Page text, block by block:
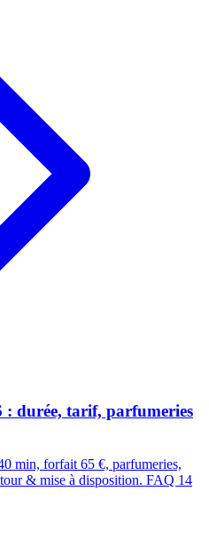
: durée, tarif, parfumeries
min, forfait 65 €, parfumeries,
& mise à disposition. FAQ 14